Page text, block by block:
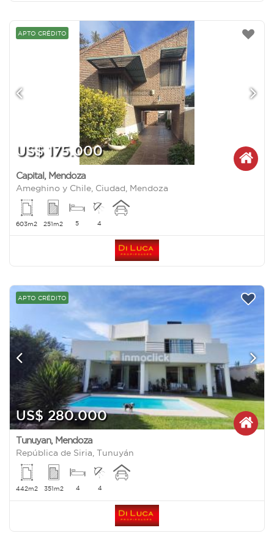
APTO CRÉDITO
US$ 175.000
Capital, Mendoza
Ameghino y Chile, Ciudad, Mendoza
603m2 251m2 5 4
APTO CRÉDITO
US$ 280.000
Tunuyan, Mendoza
República de Siria, Tunuyán
442m2 351m2 4 4